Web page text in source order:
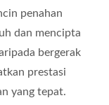
penahan
dan mencipta
bergerak
prestasi
yang tepat.